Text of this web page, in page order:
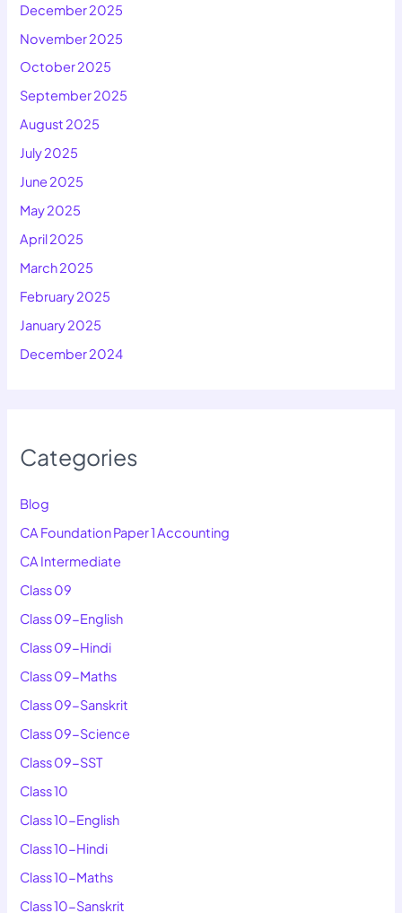
December 2025
November 2025
October 2025
September 2025
August 2025
July 2025
June 2025
May 2025
April 2025
March 2025
February 2025
January 2025
December 2024
Categories
Blog
CA Foundation Paper 1 Accounting
CA Intermediate
Class 09
Class 09-English
Class 09-Hindi
Class 09-Maths
Class 09-Sanskrit
Class 09-Science
Class 09-SST
Class 10
Class 10-English
Class 10-Hindi
Class 10-Maths
Class 10-Sanskrit